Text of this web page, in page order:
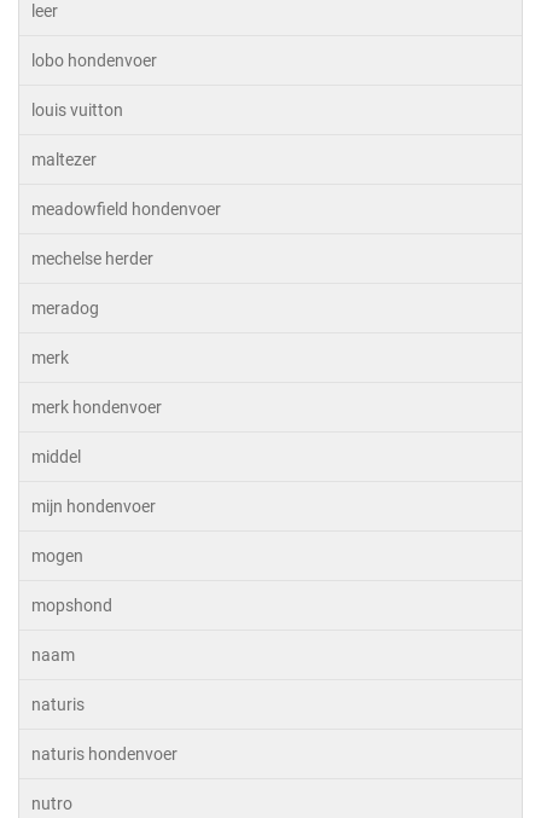
leer
lobo hondenvoer
louis vuitton
maltezer
meadowfield hondenvoer
mechelse herder
meradog
merk
merk hondenvoer
middel
mijn hondenvoer
mogen
mopshond
naam
naturis
naturis hondenvoer
nutro